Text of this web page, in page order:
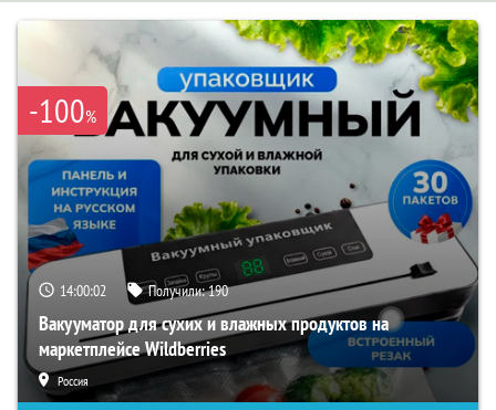
-100%
14:00:01 Получили:190
Вакууматор для сухих и влажных продуктов на
маркетплейсе Wildberries
Россия